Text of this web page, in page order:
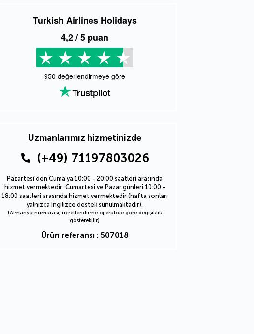
Turkish Airlines Holidays
4,2/ 5 puan
950 değerlendirmeye göre
Uzmanlarımız hizmetinizde
(+49) 71197803026
Pazartesi'den Cuma'ya 10:00 - 20:00 saatleri arasında
hizmet vermektedir. Cumartesi ve Pazar günleri 10:00 -
18:00 saatleri arasında hizmet vermektedir (hafta sonları
yalnızca İngilizce destek sunulmaktadır).
(Almanya numarası, ücretlendirme operatöre göre değişiklik
gösterebilir)
Ürün referansı : 507018